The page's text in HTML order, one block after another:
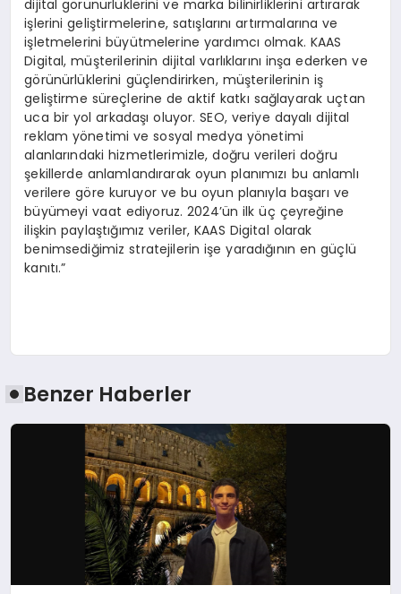
dijital görünürlüklerini ve marka bilinirliklerini artırarak
işlerini geliştirmelerine, satışlarını artırmalarına ve
işletmelerini büyütmelerine yardımcı olmak. KAAS
Digital, müşterilerinin dijital varlıklarını inşa ederken ve
görünürlüklerini güçlendirirken, müşterilerinin iş
geliştirme süreçlerine de aktif katkı sağlayarak uçtan
uca bir yol arkadaşı oluyor. SEO, veriye dayalı dijital
reklam yönetimi ve sosyal medya yönetimi
alanlarındaki hizmetlerimizle, doğru verileri doğru
şekillerde anlamlandırarak oyun planımızı bu anlamlı
verilere göre kuruyor ve bu oyun planıyla başarı ve
büyümeyi vaat ediyoruz. 2024’ün ilk üç çeyreğine
ilişkin paylaştığımız veriler, KAAS Digital olarak
benimsediğimiz stratejilerin işe yaradığının en güçlü
kanıtı.”
Benzer Haberler